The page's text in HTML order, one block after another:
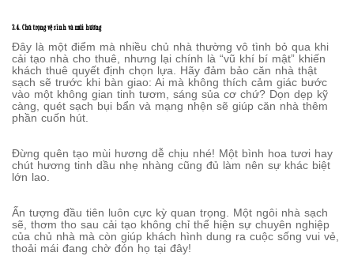
3.4. Chú trọng vệ sinh và mùi hương
Đây là một điểm mà nhiều chủ nhà thường vô tình bỏ qua khi
cải tạo nhà cho thuê, nhưng lại chính là “vũ khí bí mật” khiến
khách thuê quyết định chọn lựa. Hãy đảm bảo căn nhà thật
sạch sẽ trước khi bàn giao: Ai mà không thích cảm giác bước
vào một không gian tinh tươm, sáng sủa cơ chứ? Dọn dẹp kỹ
càng, quét sạch bụi bẩn và mạng nhện sẽ giúp căn nhà thêm
phần cuốn hút.
Đừng quên tạo mùi hương dễ chịu nhé! Một bình hoa tươi hay
chút hương tinh dầu nhẹ nhàng cũng đủ làm nên sự khác biệt
lớn lao.
Ấn tượng đầu tiên luôn cực kỳ quan trọng. Một ngôi nhà sạch
sẽ, thơm tho sau cải tạo không chỉ thể hiện sự chuyên nghiệp
của chủ nhà mà còn giúp khách hình dung ra cuộc sống vui vẻ,
thoải mái đang chờ đón họ tại đây!